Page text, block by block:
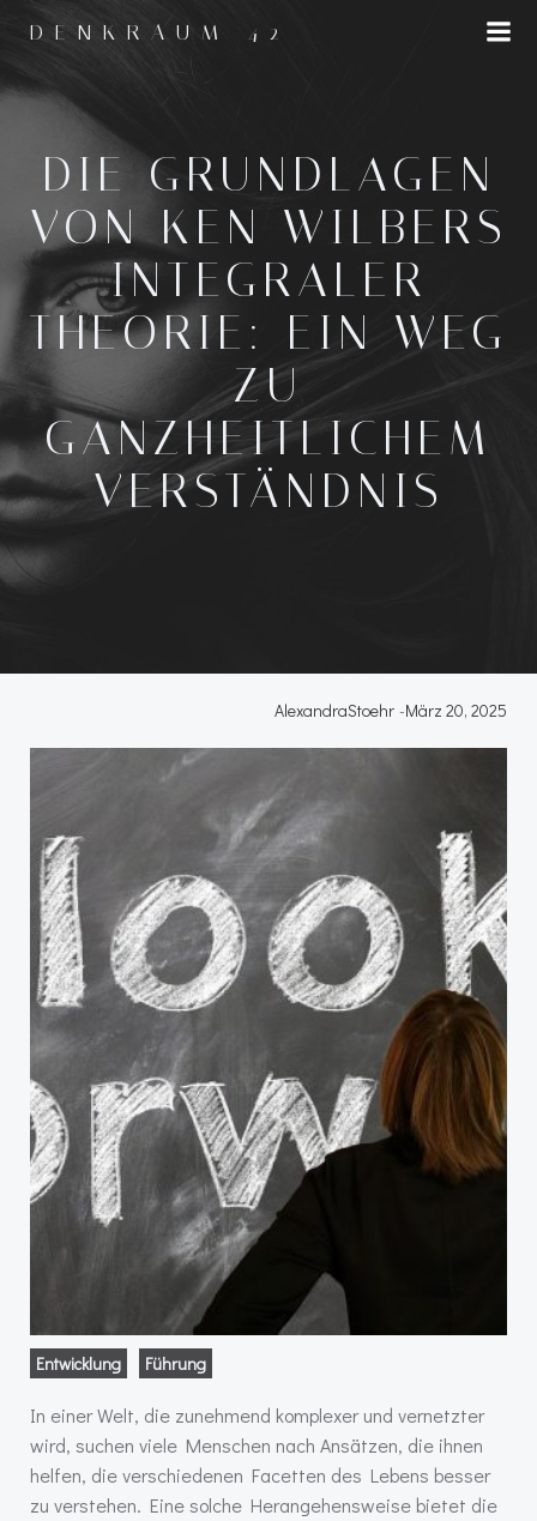
Inhalt
DENKRAUM 42
DIE GRUNDLAGEN
VON KEN WILBERS
INTEGRALER
THEORIE: EIN WEG
ZU
GANZHEITLICHEM
VERSTÄNDNIS
AlexandraStoehr -März 20, 2025
Entwicklung Führung
In einer Welt, die zunehmend komplexer und vernetzter
wird, suchen viele Menschen nach Ansätzen, die ihnen
helfen, die verschiedenen Facetten des Lebens besser
zu verstehen. Eine solche Herangehensweise bietet die